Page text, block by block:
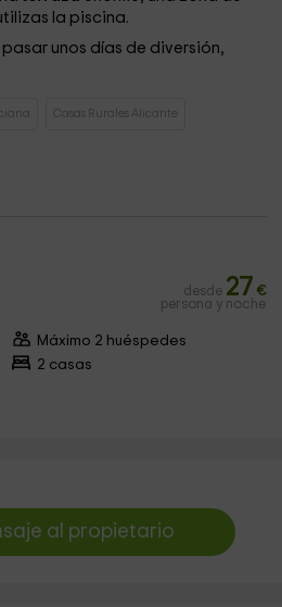
la piscina.
unos días de diversión,
Casas Rurales Alicante
desde 27 €
persona y noche
Máximo 2 huéspedes
2 casas
al propietario